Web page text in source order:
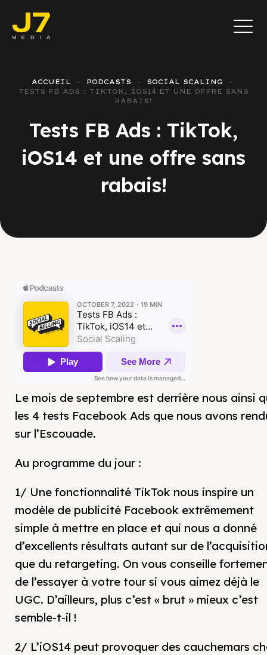
ACCUEIL PODCASTS
SOCIAL SCALING
TESTS FB ADS : TIKTOK, IOS14 ET UNE OFFRE SANS
RABAIS!
Tests FB Ads : TikTok,
iOS14 et une offre sans
rabais!
Le mois de septembre est derrière nous ainsi
les 4 tests Facebook Ads que nous avons
sur l’Escouade.
Au programme du jour :
1/ Une fonctionnalité TikTok nous inspire un
modèle de publicité Facebook extrêmement
simple à mettre en place et qui nous a donné
d’excellents résultats autant sur de
que du retargeting. On vous conseille
de l’essayer à votre tour si vous aimez déjà le
UGC. D’ailleurs, plus c’est « brut » mieux c’est
semble-t-il !
2/ L’iOS14 peut provoquer des cauchemars